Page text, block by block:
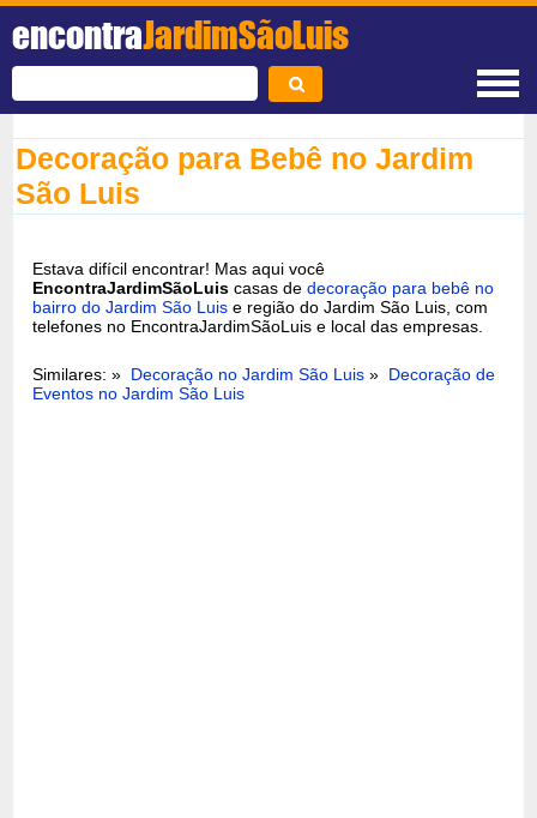
encontraJardimSãoLuis
Decoração para Bebê no Jardim
São Luis
Estava difícil encontrar! Mas aqui você
EncontraJardimSãoLuis casas dedecoração para bebê no
bairro do Jardim São Luis e região do Jardim São Luis, com
telefones no EncontraJardimSãoLuis e local das empresas.
Similares: » Decoração no Jardim São Luis » Decoração de
Eventos no Jardim São Luis